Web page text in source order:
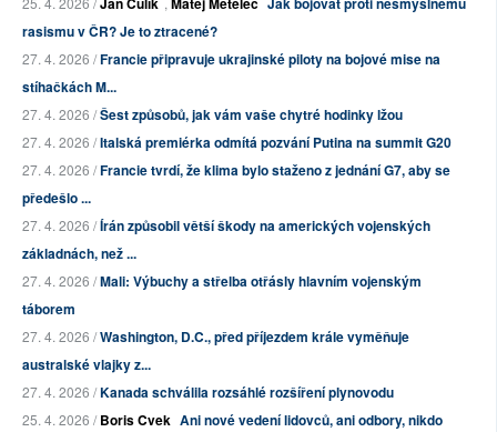
rasismu v ČR? Je to ztracené?
27. 4. 2026 /Francie připravuje ukrajinské piloty na bojové mise na
stíhačkách M...
27. 4. 2026 /Šest způsobů, jak vám vaše chytré hodinky lžou
27. 4. 2026 /Italská premiérka odmítá pozvání Putina na summit G20
27. 4. 2026 /Francie tvrdí, že klima bylo staženo z jednání G7, aby se
předešlo ...
27. 4. 2026 /Írán způsobil větší škody na amerických vojenských
základnách, než ...
27. 4. 2026 /Mali: Výbuchy a střelba otřásly hlavním vojenským
táborem
27. 4. 2026 /Washington, D.C., před příjezdem krále vyměňuje
australské vlajky z...
27. 4. 2026 /Kanada schválila rozsáhlé rozšíření plynovodu
25. 4. 2026 /Boris Cvek Ani nové vedení lidovců, ani odbory, nikdo